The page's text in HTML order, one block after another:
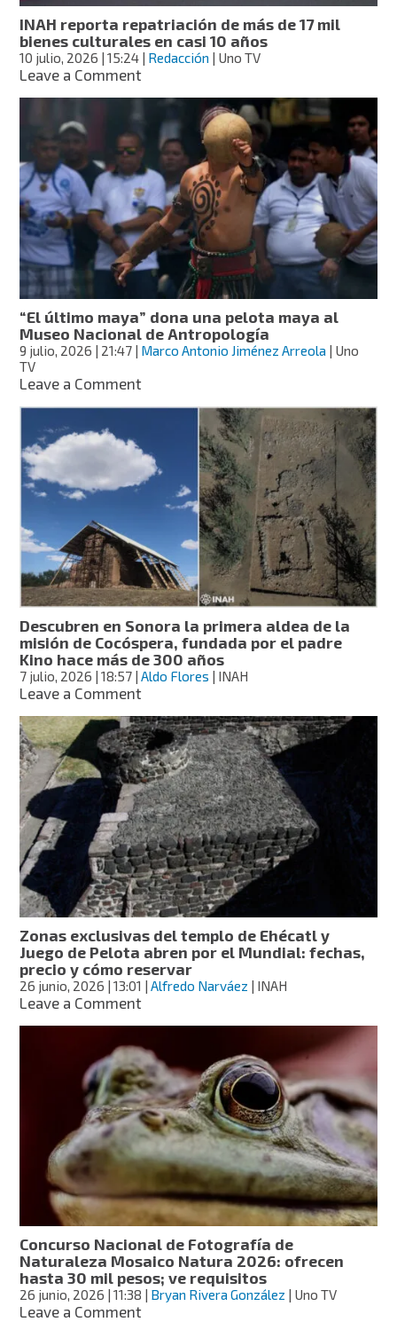
INAH reporta repatriación de más de 17 mil
bienes culturales en casi 10 años
10 julio, 2026 | 15:24 Redacción | Uno TV
Leave a Commenton
repatriación
de
más
de
17
mil
bienes
culturales
en
casi
10
años
“El último maya” dona una pelota maya al
Museo Nacional de Antropología
9 julio, 2026 | 21:47 | Marco Antonio Jiménez Arreola | Uno
TV
Leave a Commenton
dona
una
pelota
maya
Museo
Nacional
de
Antropología
Descubren en Sonora la primera aldea de la
misión de Cocóspera, fundada por el padre
Kino hace más de 300 años
7 julio, 2026 | 18:57 |Aldo Flores | INAH
Leave a Commenton
en
Sonora
la
primera
aldea
de
la
misión
de
Cocóspera,
fundada
por
el
padre
Kino
hace
de
300
años
Zonas exclusivas del templo de Ehécatl y
Juego de Pelota abren por el Mundial: fechas,
precio y cómo reservar
26 junio, 2026 | 13:01 |Alfredo Narváez | INAH
Leave a Commenton
del
templo
de
Ehécatl
y
Juego
de
Pelota
abren
por
el
Mundial:
fechas,
precio
y
Concurso Nacional de Fotografía de
Naturaleza Mosaico Natura 2026: ofrecen
hasta 30 mil pesos; ve requisitos
26 junio, 2026 | 11:38 Bryan Rivera González | Uno TV
Leave a Commenton